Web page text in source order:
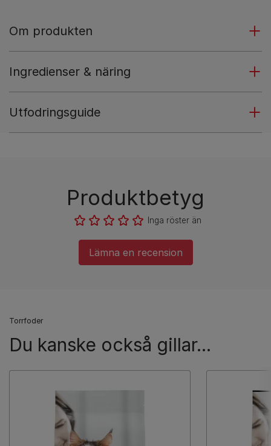
Om produkten
Ingredienser & näring
Utfodringsguide
Produktbetyg
Inga röster än
Lämna en recension
Torrfoder
Du kanske också gillar...